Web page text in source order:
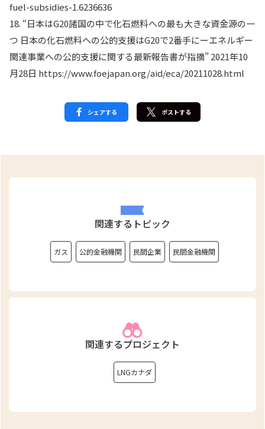
fuel-subsidies-1.6236636
18. “日本はG20諸国の中で化石燃料への最も大きな資金源の一
つ 日本の化石燃料への公的支援はG20で2番手にーエネルギー
関連事業への公的支援に関する最新報告書が指摘” 2021年10
月28日 https://www.foejapan.org/aid/eca/20211028.html
シェアする ポストする
関連するトピック
ガス 公的金融機関 民間企業 民間金融機関
関連するプロジェクト
LNGカナダ